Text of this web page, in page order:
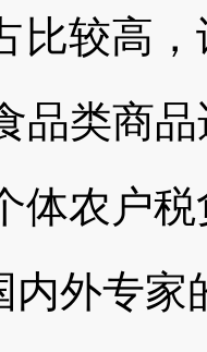
比较高
类商品
体农户
内外专